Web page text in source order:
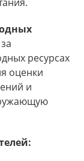
ресурсах
оценки
и